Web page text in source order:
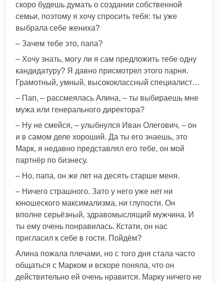
скоро будешь думать о создании собственной
семьи, поэтому я хочу спросить тебя: ты уже
выбрала себе жениха?
– Зачем тебе это, папа?
– Хочу знать, могу ли я сам предложить тебе одну
кандидатуру? Я давно присмотрел этого парня.
Грамотный, умный, высококлассный специалист…
– Пап, – рассмеялась Алина, – ты выбираешь мне
мужа или генерального директора?
– Ну не смейся, – улыбнулся Иван Олегович, – он
и в самом деле хороший. Да ты его знаешь, это
Марк, я недавно представлял его тебе, он мой
партнёр по бизнесу.
– Но, папа, он же лет на десять старше меня.
– Ничего страшного. Зато у него уже нет ни
юношеского максимализма, ни глупости. Он
вполне серьёзный, здравомыслящий мужчина. И
ты ему очень понравилась. Кстати, он нас
пригласил к себе в гости. Пойдём?
Алина пожала плечами, но с того дня стала часто
общаться с Марком и вскоре поняла, что он
действительно ей очень нравится. Марку ничего не